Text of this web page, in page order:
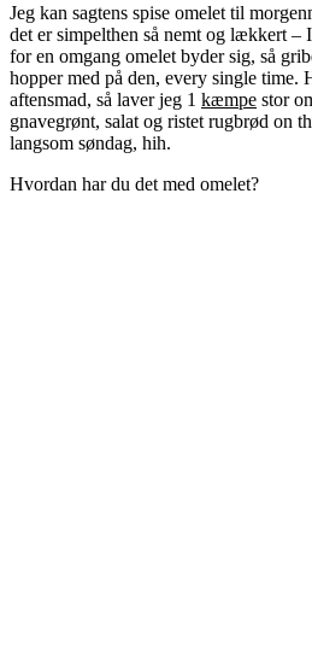
Jeg kan sagtens spise omelet til
det er simpelthen så nemt og lækkert –
for en omgang omelet byder sig, så
hopper med på den, every single time.
aftensmad, så laver jeg 1 kæmpe stor
gnavegrønt, salat og ristet rugbrød on
langsom søndag, hih.
Hvordan har du det med omelet?